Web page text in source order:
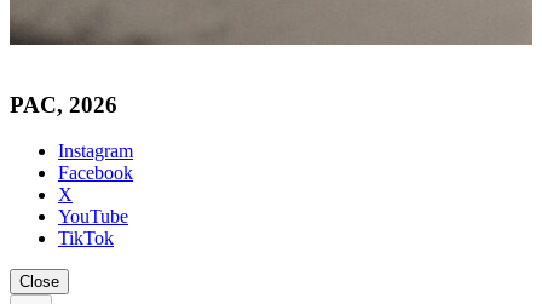
PAC, 2026
Instagram
Facebook
X
YouTube
TikTok
Close